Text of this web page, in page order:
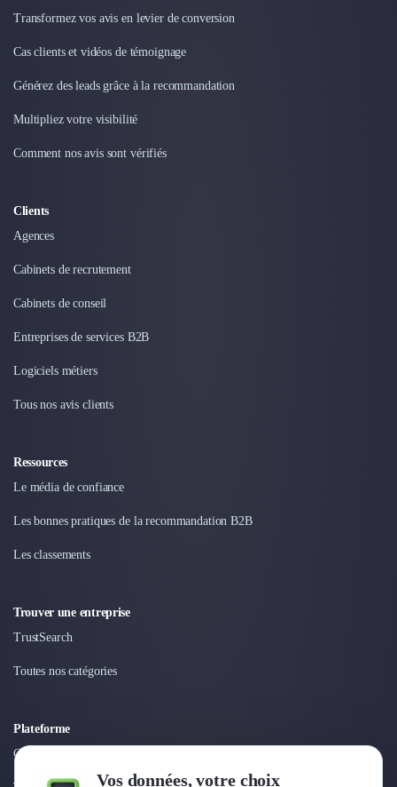
Vos données, votre choix
Réalité Virtuelle (VR)
Déménagement
Traduction
Conception & Aménagement de Bureaux
Office Management
Accélérateurs et incubateurs
Autres
Gestion Immobilière
Logiciel PropTech
Désinfection & décontamination
Nettoyage & Ménage
Transformez vos avis en levier de conversion
Cas clients et vidéos de témoignage
Générez des leads grâce à la recommandation
Multipliez votre visibilité
Comment nos avis sont vérifiés
Clients
Agences
Cabinets de recrutement
Cabinets de conseil
Entreprises de services B2B
Logiciels métiers
Tous nos avis clients
Ressources
Le média de confiance
Les bonnes pratiques de la recommandation B2B
Les classements
Trouver une entreprise
TrustSearch
Toutes nos catégories
Plateforme
Connexion